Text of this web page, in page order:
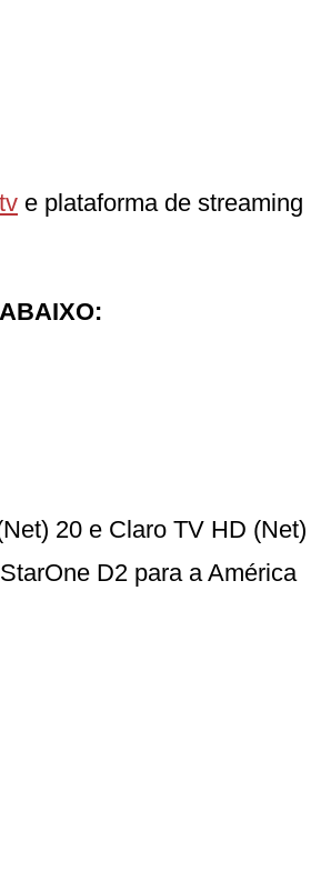
e plataforma de streaming
20 e Claro TV HD (Net)
D2 para a América